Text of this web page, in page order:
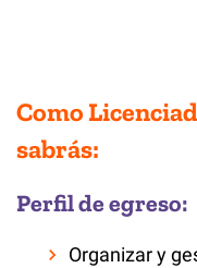
Como
sabrás:
Perfil de egreso:
Organizar y